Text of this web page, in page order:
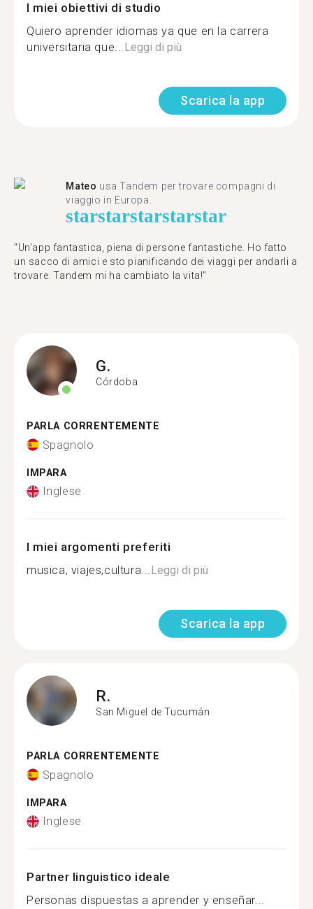
I miei obiettivi di studio
Quiero aprender idiomas ya que en la carrera
universitaria que...Leggi di più
Scarica la app
Mateo usa Tandem per trovare compagni di
viaggio in Europa.
starstarstarstarstar
"Un'app fantastica, piena di persone fantastiche. Ho fatto
un sacco di amici e sto pianificando dei viaggi per andarli a
trovare. Tandem mi ha cambiato la vita!"
G.
Córdoba
PARLA CORRENTEMENTE
Spagnolo
IMPARA
Inglese
I miei argomenti preferiti
musica, viajes,cultura...Leggi di più
Scarica la app
R.
San Miguel de Tucumán
PARLA CORRENTEMENTE
Spagnolo
IMPARA
Inglese
Partner linguistico ideale
Personas dispuestas a aprender y enseñar...